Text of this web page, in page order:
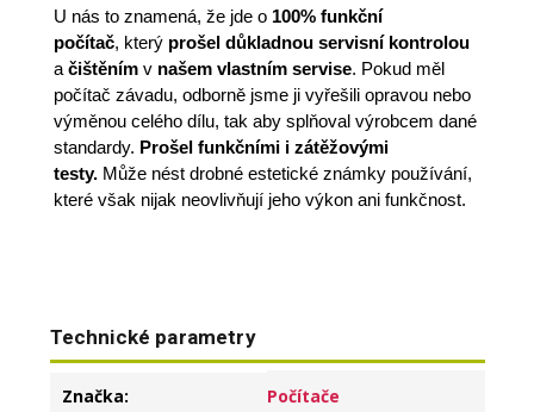
U nás to znamená, že jde o 100% funkční
počítač, který prošel důkladnou servisní kontrolou
a čištěním v našem vlastním servise. Pokud měl
počítač závadu, odborně jsme ji vyřešili opravou nebo
výměnou celého dílu, tak aby splňoval výrobcem dané
standardy. Prošel funkčními i zátěžovými
testy. Může nést drobné estetické známky používání,
které však nijak neovlivňují jeho výkon ani funkčnost.
Technické parametry
Značka: Počítače